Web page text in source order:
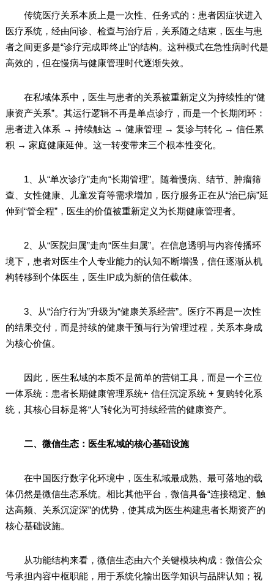
传统医疗关系本质上是一次性、任务式的：患者因症状进入
医疗系统，经由问诊、检查与治疗后，关系随之结束，医生与患
者之间更多是“诊疗完成即终止”的结构。这种模式在急性病时代是
高效的，但在慢病与健康管理时代逐渐失效。
在私域体系中，医生与患者的关系被重新定义为持续性的“健
康资产关系”。其运行逻辑不再是单点诊疗，而是一个长期闭环：
患者进入体系 → 持续触达 → 健康管理 → 复诊与转化 → 信任累
积 → 家庭健康延伸。这一转变带来三个根本性变化。
1、从“单次诊疗”走向“长期管理”。随着慢病、结节、肿瘤筛
查、女性健康、儿童发育等需求增加，医疗服务正在从“治已病”延
伸到“管全程”，医生的价值被重新定义为长期健康管理者。
2、从“医院归属”走向“医生归属”。在信息透明与内容传播环
境下，患者对医生个人专业能力的认知不断增强，信任逐渐从机
构转移到个体医生，医生IP成为新的信任载体。
3、从“治疗行为”升级为“健康关系经营”。医疗不再是一次性
的结果交付，而是持续的健康干预与行为管理过程，关系本身成
为核心价值。
因此，医生私域的本质不是简单的营销工具，而是一个三位
一体系统：患者长期健康管理系统+ 信任沉淀系统 + 复购转化系
统，其核心目标是将“人”转化为可持续经营的健康资产。
二、微信生态：医生私域的核心基础设施
在中国医疗数字化环境中，医生私域最成熟、最可落地的载
体仍然是微信生态系统。相比其他平台，微信具备“连接稳定、触
达高频、关系沉淀深”的优势，使其成为医生构建患者长期资产的
核心基础设施。
从功能结构来看，微信生态由六个关键模块构成：微信公众
号承担内容中枢职能，用于系统化输出医学知识与品牌认知；视